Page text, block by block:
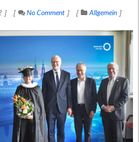
No Comment Allgemein